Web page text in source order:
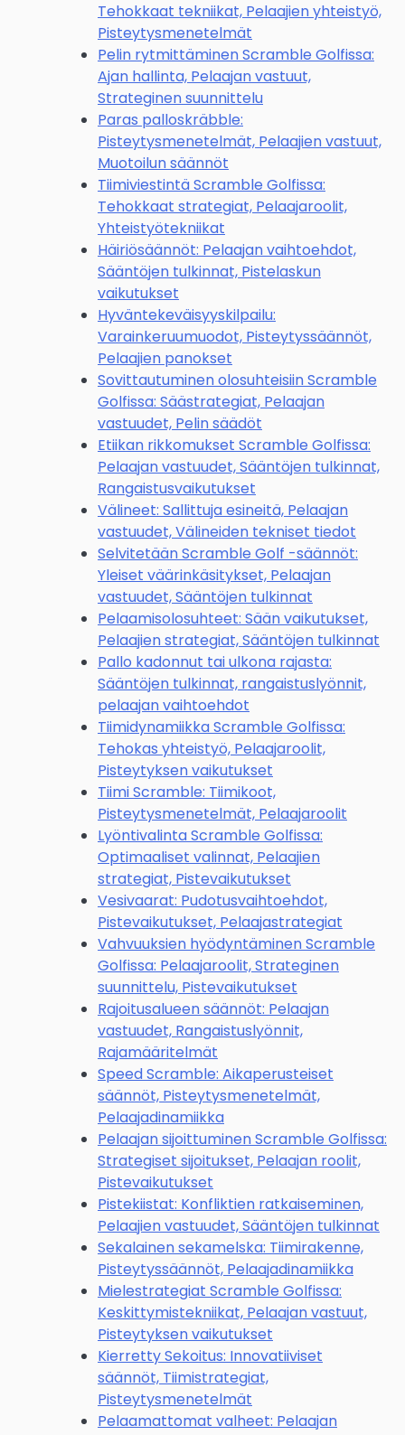
Tehokkaat tekniikat, Pelaajien yhteistyö,
Pisteytysmenetelmät
Pelin rytmittäminen Scramble Golfissa:
Ajan hallinta, Pelaajan vastuut,
Strateginen suunnittelu
Paras palloskräbble:
Pisteytysmenetelmät, Pelaajien vastuut,
Muotoilun säännöt
Tiimiviestintä Scramble Golfissa:
Tehokkaat strategiat, Pelaajaroolit,
Yhteistyötekniikat
Häiriösäännöt: Pelaajan vaihtoehdot,
Sääntöjen tulkinnat, Pistelaskun
vaikutukset
Hyväntekeväisyyskilpailu:
Varainkeruumuodot, Pisteytyssäännöt,
Pelaajien panokset
Sovittautuminen olosuhteisiin Scramble
Golfissa: Säästrategiat, Pelaajan
vastuudet, Pelin säädöt
Etiikan rikkomukset Scramble Golfissa:
Pelaajan vastuudet, Sääntöjen tulkinnat,
Rangaistusvaikutukset
Välineet: Sallittuja esineitä, Pelaajan
vastuudet, Välineiden tekniset tiedot
Selvitetään Scramble Golf -säännöt:
Yleiset väärinkäsitykset, Pelaajan
vastuudet, Sääntöjen tulkinnat
Pelaamisolosuhteet: Sään vaikutukset,
Pelaajien strategiat, Sääntöjen tulkinnat
Pallo kadonnut tai ulkona rajasta:
Sääntöjen tulkinnat, rangaistuslyönnit,
pelaajan vaihtoehdot
Tiimidynamiikka Scramble Golfissa:
Tehokas yhteistyö, Pelaajaroolit,
Pisteytyksen vaikutukset
Tiimi Scramble: Tiimikoot,
Pisteytysmenetelmät, Pelaajaroolit
Lyöntivalinta Scramble Golfissa:
Optimaaliset valinnat, Pelaajien
strategiat, Pistevaikutukset
Vesivaarat: Pudotusvaihtoehdot,
Pistevaikutukset, Pelaajastrategiat
Vahvuuksien hyödyntäminen Scramble
Golfissa: Pelaajaroolit, Strateginen
suunnittelu, Pistevaikutukset
Rajoitusalueen säännöt: Pelaajan
vastuudet, Rangaistuslyönnit,
Rajamääritelmät
Speed Scramble: Aikaperusteiset
säännöt, Pisteytysmenetelmät,
Pelaajadinamiikka
Pelaajan sijoittuminen Scramble Golfissa:
Strategiset sijoitukset, Pelaajan roolit,
Pistevaikutukset
Pistekiistat: Konfliktien ratkaiseminen,
Pelaajien vastuudet, Sääntöjen tulkinnat
Sekalainen sekamelska: Tiimirakenne,
Pisteytyssäännöt, Pelaajadinamiikka
Mielestrategiat Scramble Golfissa:
Keskittymistekniikat, Pelaajan vastuut,
Pisteytyksen vaikutukset
Kierretty Sekoitus: Innovatiiviset
säännöt, Tiimistrategiat,
Pisteytysmenetelmät
Pelaamattomat valheet: Pelaajan